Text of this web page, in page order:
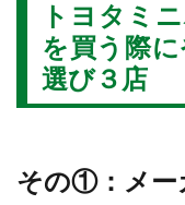
トヨタミ
を買う際
選び３店
その①：メー